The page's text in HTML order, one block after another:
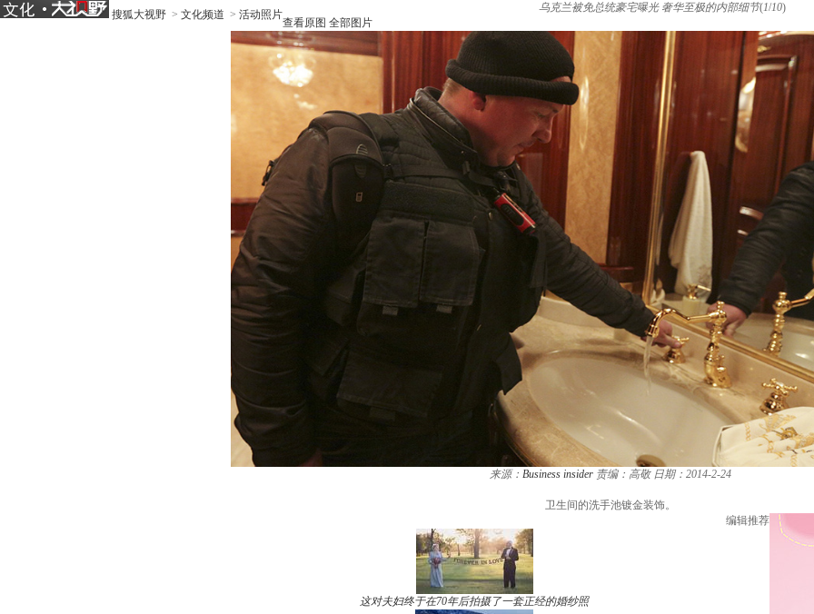
搜狐大视野 > 文化频道 > 活动照片
乌克兰被免总统豪宅曝光 奢华至极的内部细节(1/10)
查看原图 全部图片
来源： Business insider 责编：高敬 日期：2014-2-24
卫生间的洗手池镀金装饰。
编辑推荐
这对夫妇终于在70年后拍摄了一套正经的婚纱照